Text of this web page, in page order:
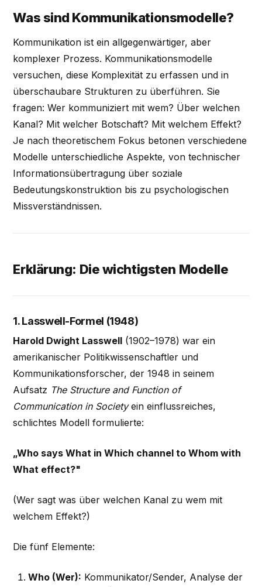
Was sind Kommunikationsmodelle?
Kommunikation ist ein allgegenwärtiger, aber
komplexer Prozess. Kommunikationsmodelle
versuchen, diese Komplexität zu erfassen und in
überschaubare Strukturen zu überführen. Sie
fragen: Wer kommuniziert mit wem? Über welchen
Kanal? Mit welcher Botschaft? Mit welchem Effekt?
Je nach theoretischem Fokus betonen verschiedene
Modelle unterschiedliche Aspekte, von technischer
Informationsübertragung über soziale
Bedeutungskonstruktion bis zu psychologischen
Missverständnissen.
Erklärung: Die wichtigsten Modelle
1. Lasswell-Formel (1948)
Harold Dwight Lasswell (1902–1978) war ein
amerikanischer Politikwissenschaftler und
Kommunikationsforscher, der 1948 in seinem
Aufsatz The Structure and Function of
Communication in Societyein einflussreiches,
schlichtes Modell formulierte:
„Who says What in Which channel to Whom with
What effect?"
(Wer sagt was über welchen Kanal zu wem mit
welchem Effekt?)
Die fünf Elemente:
Who (Wer): Kommunikator/Sender, Analyse der